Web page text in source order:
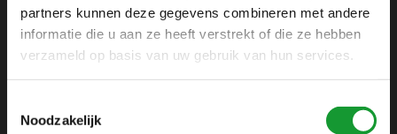
partners kunnen deze gegevens combineren met andere
informatie die u aan ze heeft verstrekt of die ze hebben
verzameld op basis van uw gebruik van hun services.
Noodzakelijk
+31 6 42 52 32 80
+31 6 42 52 32 80